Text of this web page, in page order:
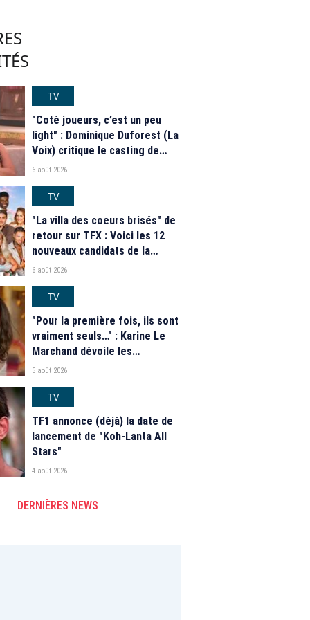
TV
"Coté joueurs, c’est un peu
light" : Dominique Duforest (La
Voix) critique le casting de
"Secret Story" 2026
6 août 2026
TV
"La villa des coeurs brisés" de
retour sur TFX : Voici les 12
nouveaux candidats de la
saison 2026
6 août 2026
TV
"Pour la première fois, ils sont
vraiment seuls…" : Karine Le
Marchand dévoile les
nouveautés des speed dating
2026
5 août 2026
TV
TF1 annonce (déjà) la date de
lancement de "Koh-Lanta All
Stars"
4 août 2026
DERNIÈRES NEWS